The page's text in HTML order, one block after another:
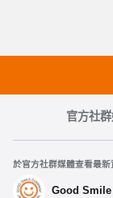
官方社
於官方社群媒體查看最新
Good Smile